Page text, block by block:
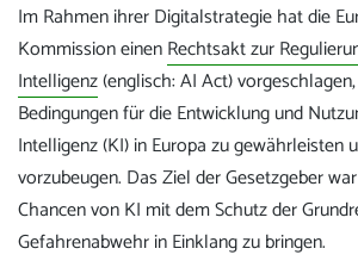
Im Rahmen ihrer Digitalstrategie hat die
Kommission einenRechtsakt zur
Intelligenz(englisch: AI Act)
Bedingungen für die Entwicklung und
Intelligenz (KI) in Europa zu gewährleisten
vorzubeugen. Das Ziel der Gesetzgeber
Chancen von KI mit dem Schutz der
Gefahrenabwehr in Einklang zu bringen.